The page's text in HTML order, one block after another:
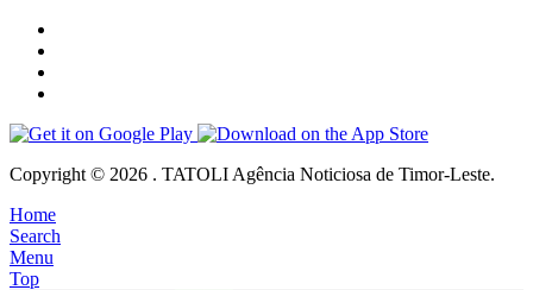
Copyright © 2026 . TATOLI Agência Noticiosa de Timor-Leste.
Home
Search
Menu
Top